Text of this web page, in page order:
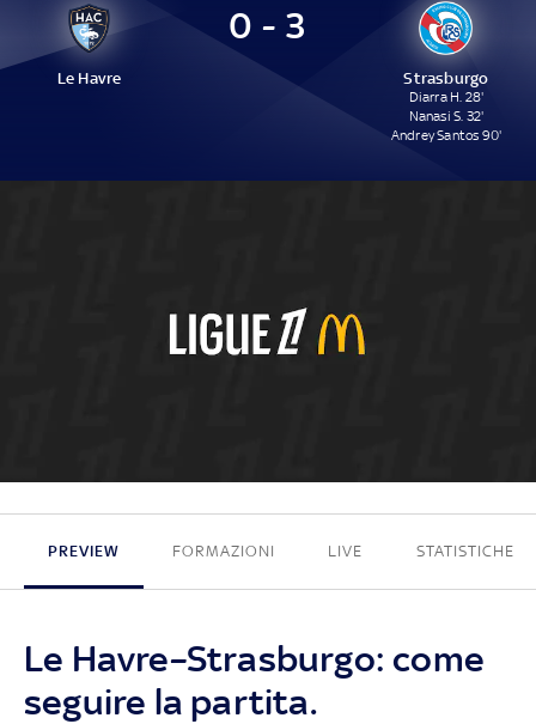
Le Havre
0 - 3
Strasburgo
Diarra H. 28'
Nanasi S. 32'
Andrey Santos 90'
0 - 3
PREVIEW FORMAZIONI LIVE STATISTICHE
Le Havre–Strasburgo: come
seguire la partita.